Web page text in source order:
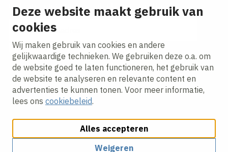
Deze website maakt gebruik van
cookies
Wij maken gebruik van cookies en andere
gelijkwaardige technieken. We gebruiken deze o.a. om
de website goed te laten functioneren, het gebruik van
de website te analyseren en relevante content en
advertenties te kunnen tonen. Voor meer informatie,
lees ons cookiebeleid.
Alles accepteren
Weigeren
Ontvang onze nieuws alerts in je mailbox!
E-mailadres
Ik ga akkoord met hetprivacy statement.
Cookies aanpassenCookie beleidPrivacy policy
Algemene inkoopvoorwaarden